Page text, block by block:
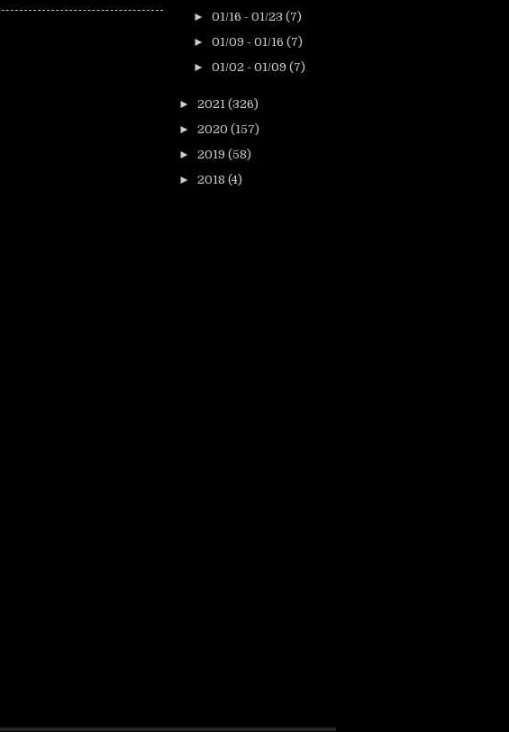
► 01/16 - 01/23 (7)
► 01/09 - 01/16 (7)
► 01/02 - 01/09 (7)
► 2021 (326)
► 2020 (157)
► 2019 (58)
► 2018 (4)